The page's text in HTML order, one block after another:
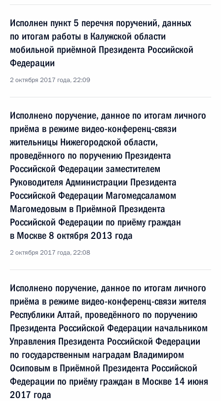
Исполнен пункт 5 перечня поручений, данных
по итогам работы в Калужской области
мобильной приёмной Президента Российской
Федерации
2 октября 2017 года, 22:09
Исполнено поручение, данное по итогам личного
приёма в режиме видео-конференц-связи
жительницы Нижегородской области,
проведённого по поручению Президента
Российской Федерации заместителем
Руководителя Администрации Президента
Российской Федерации Магомедсаламом
Магомедовым в Приёмной Президента
Российской Федерации по приёму граждан
в Москве 8 октября 2013 года
2 октября 2017 года, 22:08
Исполнено поручение, данное по итогам личного
приёма в режиме видео-конференц-связи жителя
Республики Алтай, проведённого по поручению
Президента Российской Федерации начальником
Управления Президента Российской Федерации
по государственным наградам Владимиром
Осиповым в Приёмной Президента Российской
Федерации по приёму граждан в Москве 14 июня
2017 года